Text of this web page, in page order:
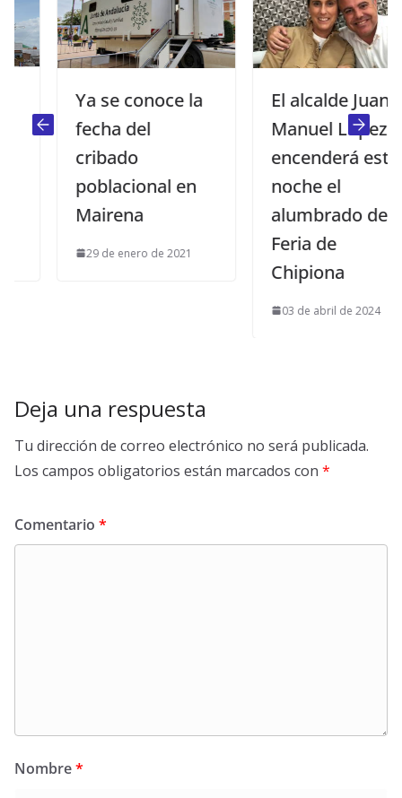
Ya se conoce la
fecha del
cribado
poblacional en
Mairena
29 de enero de 2021
El alcalde Juan
Manuel López
encenderá esta
noche el
alumbrado de la
Feria de
Chipiona
03 de abril de 2024
Deja una respuesta
Tu dirección de correo electrónico no será publicada.
Los campos obligatorios están marcados con *
Comentario *
Nombre*